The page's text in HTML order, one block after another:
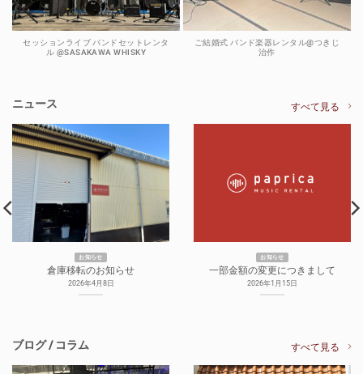
セッションライブ バンドセットレンタ
ル @SASAKAWA WHISKY
ご結婚式 バンド楽器レンタル@つきじ
治作
ニュース すべて見る
お知らせ
倉庫移転のお知らせ
2026年4月8日
お知らせ
一部金額の変更につきまして
2026年1月15日
ブログ / コラム すべて見る